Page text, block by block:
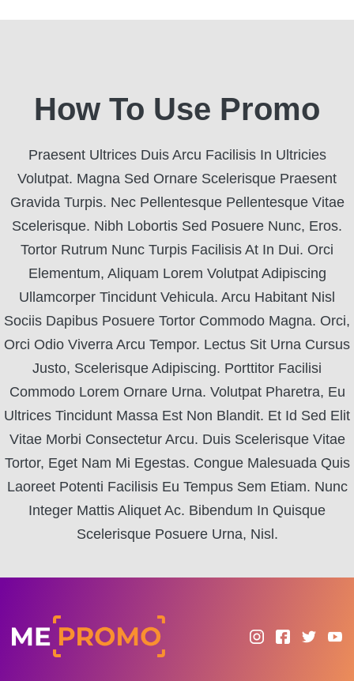
How To Use Promo
Praesent Ultrices Duis Arcu Facilisis In Ultricies
Volutpat. Magna Sed Ornare Scelerisque Praesent
Gravida Turpis. Nec Pellentesque Pellentesque Vitae
Scelerisque. Nibh Lobortis Sed Posuere Nunc, Eros.
Tortor Rutrum Nunc Turpis Facilisis At In Dui. Orci
Elementum, Aliquam Lorem Volutpat Adipiscing
Ullamcorper Tincidunt Vehicula. Arcu Habitant Nisl
Sociis Dapibus Posuere Tortor Commodo Magna. Orci,
Orci Odio Viverra Arcu Tempor. Lectus Sit Urna Cursus
Justo, Scelerisque Adipiscing. Porttitor Facilisi
Commodo Lorem Ornare Urna. Volutpat Pharetra, Eu
Ultrices Tincidunt Massa Est Non Blandit. Et Id Sed Elit
Vitae Morbi Consectetur Arcu. Duis Scelerisque Vitae
Tortor, Eget Nam Mi Egestas. Congue Malesuada Quis
Laoreet Potenti Facilisis Eu Tempus Sem Etiam. Nunc
Integer Mattis Aliquet Ac. Bibendum In Quisque
Scelerisque Posuere Urna, Nisl.